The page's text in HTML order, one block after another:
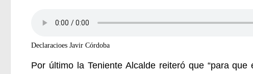
Declaracioes Javir Córdoba
Por último la Teniente Alcalde reiteró que “para